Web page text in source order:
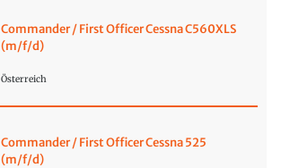
Commander / First Officer Cessna C560XLS
(m/f/d)
Österreich
Commander / First Officer Cessna 525
(m/f/d)